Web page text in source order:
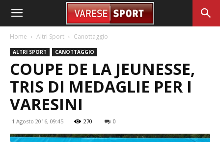
Home Altri Sport Canottaggio
ALTRI SPORT CANOTTAGGIO
COUPE DE LA JEUNESSE,
TRIS DI MEDAGLIE PER I
VARESINI
1 Agosto 2016, 09:45 270 0